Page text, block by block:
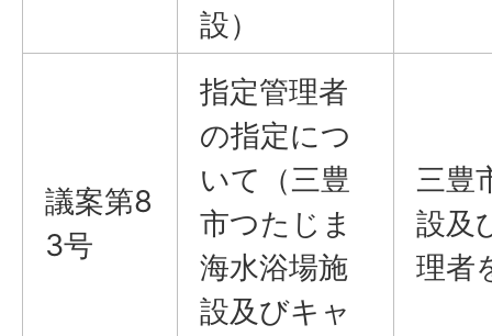
設）
議案第8
3号
指定管理者
の指定につ
いて（三豊
市つたじま
海水浴場施
設及びキャ
三豊
設及
理者